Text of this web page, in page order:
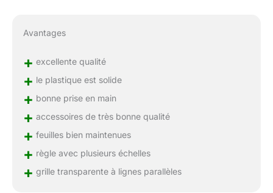
Avantages
+ excellente qualité
+ le plastique est solide
+ bonne prise en main
+ accessoires de très bonne qualité
+ feuilles bien maintenues
+ règle avec plusieurs échelles
+ grille transparente à lignes parallèles